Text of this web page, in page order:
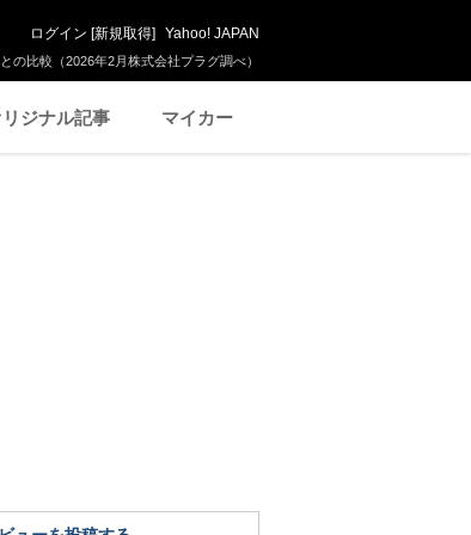
比較（2026年2月株式会社プラグ調べ）
ログイン [新規取得] Yahoo! JAPAN
リジナル記事 マイカー